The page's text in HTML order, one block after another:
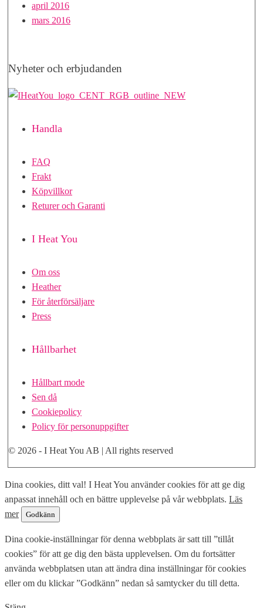
april 2016
mars 2016
Nyheter och erbjudanden
Handla
FAQ
Frakt
Köpvillkor
Returer och Garanti
I Heat You
Om oss
Heather
För återförsäljare
Press
Hållbarhet
Hållbart mode
Sen då
Cookiepolicy
Policy för personuppgifter
© 2026 - I Heat You AB | All rights reserved
till
toppen
Dina cookies, ditt val! I Heat You använder cookies för att ge dig
anpassat innehåll och en bättre upplevelse på vår webbplats. Läs
mer
Godkänn
Dina cookie-inställningar för denna webbplats är satt till ”tillåt
cookies” för att ge dig den bästa upplevelsen. Om du fortsätter
använda webbplatsen utan att ändra dina inställningar för cookies
eller om du klickar ”Godkänn” nedan så samtycker du till detta.